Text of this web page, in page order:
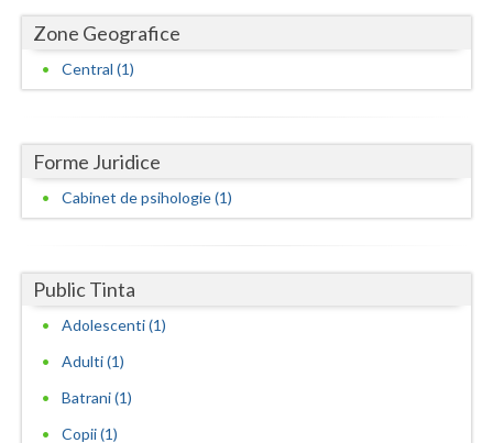
Dolj
Galati
Gorj
Ialomita
Iasi
Ilfov
Maramures
Zone Geografice
Central (1)
Forme Juridice
Cabinet de psihologie (1)
Public Tinta
Adolescenti (1)
Adulti (1)
Batrani (1)
Copii (1)